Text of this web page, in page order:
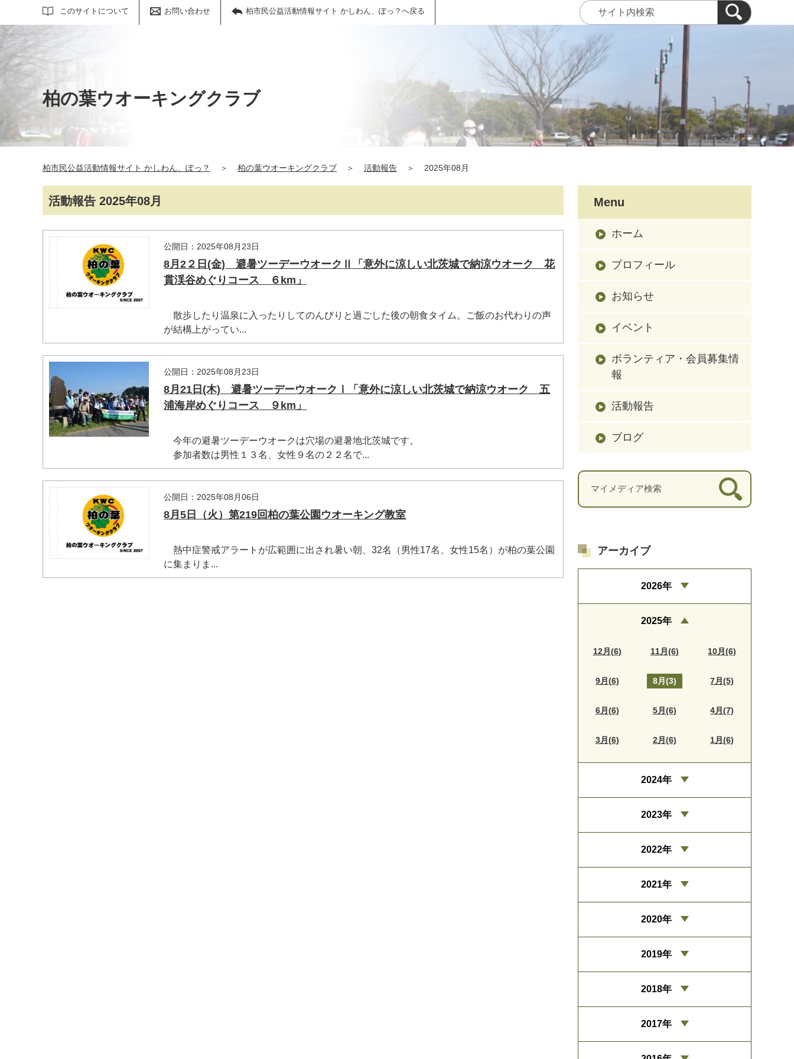
このサイトについて お問い合わせ 柏市民公益活動情報サイト かしわん、ぽっ？へ戻る
サイト内検索
柏の葉ウオーキングクラブ
柏市民公益活動情報サイト かしわん、ぽっ？ ＞ 柏の葉ウオーキングクラブ ＞ 活動報告 ＞ 2025年08月
活動報告 2025年08月
公開日：2025年08月23日
8月2２日(金) 避暑ツーデーウオークⅡ「意外に涼しい北茨城で納涼ウオーク 花
貫渓谷めぐりコース ６km」
散歩したり温泉に入ったりしてのんびりと過ごした後の朝食タイム。ご飯のお代わりの声
が結構上がってい...
公開日：2025年08月23日
8月21日(木) 避暑ツーデーウオークⅠ「意外に涼しい北茨城で納涼ウオーク 五
浦海岸めぐりコース ９km」
今年の避暑ツーデーウオークは穴場の避暑地北茨城です。
参加者数は男性１３名、女性９名の２２名で...
公開日：2025年08月06日
8月5日（火）第219回柏の葉公園ウオーキング教室
熱中症警戒アラートが広範囲に出され暑い朝、32名（男性17名、女性15名）が柏の葉公園
に集まりま...
Menu
ホーム
プロフィール
お知らせ
イベント
ボランティア・会員募集情
報
活動報告
ブログ
マイメディア検索
アーカイブ
2026年
2025年
12月(6) 11月(6) 10月(6)
9月(6) 8月(3) 7月(5)
6月(6) 5月(6) 4月(7)
3月(6) 2月(6) 1月(6)
2024年
2023年
2022年
2021年
2020年
2019年
2018年
2017年